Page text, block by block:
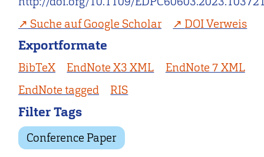
Suche auf Google Scholar
DOI Verweis
Exportformate
BibTeX EndNote X3 XML
EndNote 7 XML
EndNote tagged
RIS
Filter Tags
Conference Paper